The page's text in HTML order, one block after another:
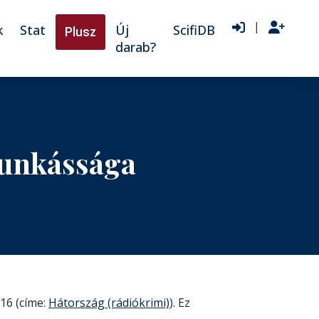
Stat Plusz
Új
darab?
ScifiDB |
(címe: Hátország (rádiókrimi)). Ez